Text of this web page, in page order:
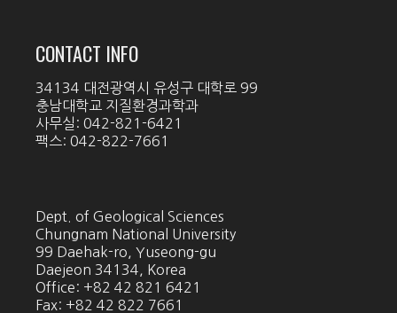
CONTACT INFO
34134 대전광역시 유성구 대학로 99
충남대학교 지질환경과학과
사무실: 042-821-6421
팩스: 042-822-7661
Dept. of Geological Sciences
Chungnam National University
99 Daehak-ro, Yuseong-gu
Daejeon 34134, Korea
Office: +82 42 821 6421
Fax: +82 42 822 7661